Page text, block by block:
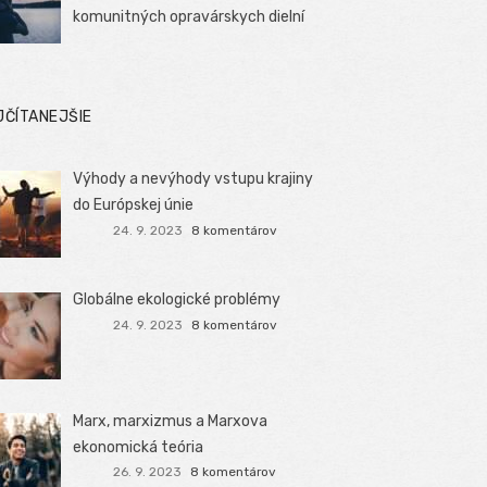
komunitných opravárskych dielní
Výhody a nevýhody vstupu krajiny
do Európskej únie
24. 9. 2023 8 komentárov
Globálne ekologické problémy
24. 9. 2023 8 komentárov
Marx, marxizmus a Marxova
ekonomická teória
26. 9. 2023 8 komentárov